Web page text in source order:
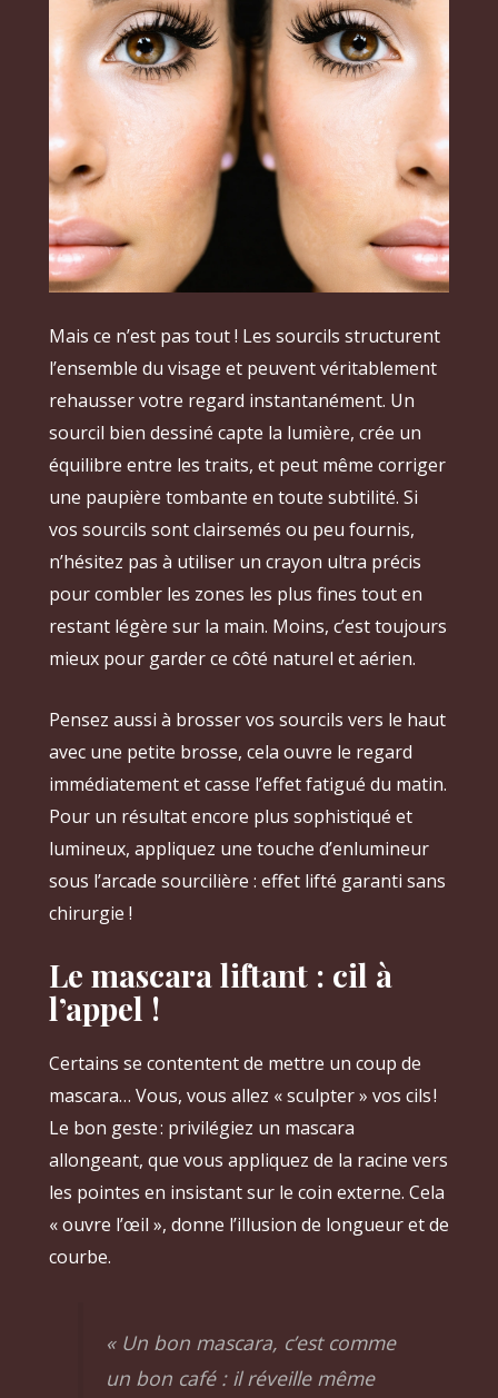
Mais ce n’est pas tout ! Les sourcils structurent
l’ensemble du visage et peuvent véritablement
rehausser votre regard instantanément. Un
sourcil bien dessiné capte la lumière, crée un
équilibre entre les traits, et peut même corriger
une paupière tombante en toute subtilité. Si
vos sourcils sont clairsemés ou peu fournis,
n’hésitez pas à utiliser un crayon ultra précis
pour combler les zones les plus fines tout en
restant légère sur la main. Moins, c’est toujours
mieux pour garder ce côté naturel et aérien.
Pensez aussi à brosser vos sourcils vers le haut
avec une petite brosse, cela ouvre le regard
immédiatement et casse l’effet fatigué du matin.
Pour un résultat encore plus sophistiqué et
lumineux, appliquez une touche d’enlumineur
sous l’arcade sourcilière : effet lifté garanti sans
chirurgie !
Le mascara liftant : cil à
l’appel !
Certains se contentent de mettre un coup de
mascara… Vous, vous allez « sculpter » vos cils !
Le bon geste : privilégiez un mascara
allongeant, que vous appliquez de la racine vers
les pointes en insistant sur le coin externe. Cela
« ouvre l’œil », donne l’illusion de longueur et de
courbe.
« Un bon mascara, c’est comme
un bon café : il réveille même